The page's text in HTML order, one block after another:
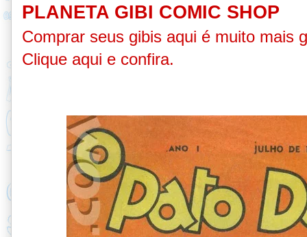
PLANETA GIBI COMIC SHOP
Comprar seus gibis aqui é muito mais
Clique aqui e confira.